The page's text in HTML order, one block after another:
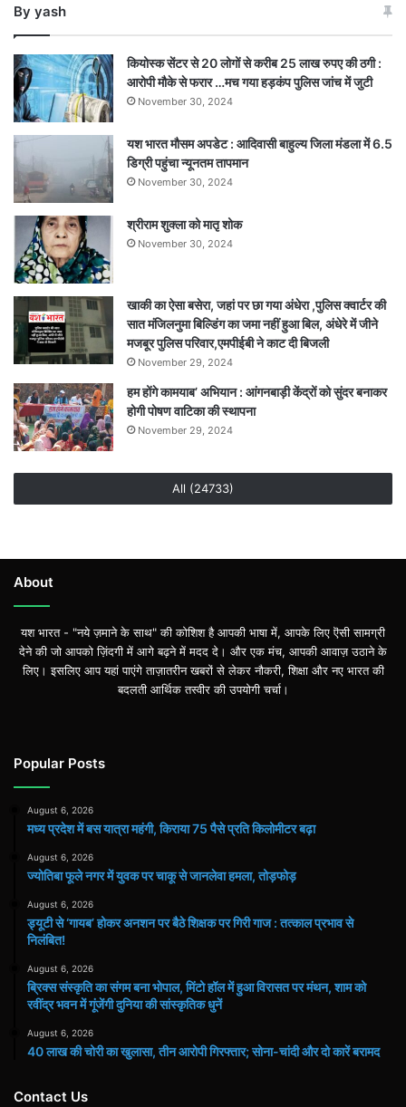
By yash
कियोस्क सेंटर से 20 लोगों से करीब 25 लाख रुपए की ठगी :
आरोपी मौके से फरार …मच गया हड़कंप पुलिस जांच में जुटी
November 30, 2024
यश भारत मौसम अपडेट : आदिवासी बाहुल्य जिला मंडला में 6.5
डिग्री पहुंचा न्यूनतम तापमान
November 30, 2024
श्रीराम शुक्ला को मातृ शोक
November 30, 2024
खाकी का ऐसा बसेरा, जहां पर छा गया अंधेरा ,पुलिस क्वार्टर की
सात मंजिलनुमा बिल्डिंग का जमा नहीं हुआ बिल, अंधेरे में जीने
मजबूर पुलिस परिवार,एमपीईबी ने काट दी बिजली
November 29, 2024
हम होंगे कामयाब’ अभियान : आंगनबाड़ी केंद्रों को सुंदर बनाकर
होगी पोषण वाटिका की स्थापना
November 29, 2024
All (24733)
About
यश भारत - "नये ज़माने के साथ" की कोशिश है आपकी भाषा में, आपके लिए ऎसी सामग्री
देने की जो आपको ज़िंदगी में आगे बढ़ने में मदद दे। और एक मंच, आपकी आवाज़ उठाने के
लिए। इसलिए आप यहां पाएंगे ताज़ातरीन खबरों से लेकर नौकरी, शिक्षा और नए भारत की
बदलती आर्थिक तस्वीर की उपयोगी चर्चा।
Popular Posts
August 6, 2026
मध्य प्रदेश में बस यात्रा महंगी, किराया 75 पैसे प्रति किलोमीटर बढ़ा
August 6, 2026
ज्योतिबा फूले नगर में युवक पर चाकू से जानलेवा हमला, तोड़फोड़
August 6, 2026
ड्यूटी से ‘गायब’ होकर अनशन पर बैठे शिक्षक पर गिरी गाज : तत्काल प्रभाव से
निलंबित!
August 6, 2026
ब्रिक्स संस्कृति का संगम बना भोपाल, मिंटो हॉल में हुआ विरासत पर मंथन, शाम को
रवींद्र भवन में गूंजेंगी दुनिया की सांस्कृतिक धुनें
August 6, 2026
40 लाख की चोरी का खुलासा, तीन आरोपी गिरफ्तार; सोना-चांदी और दो कारें बरामद
Contact Us